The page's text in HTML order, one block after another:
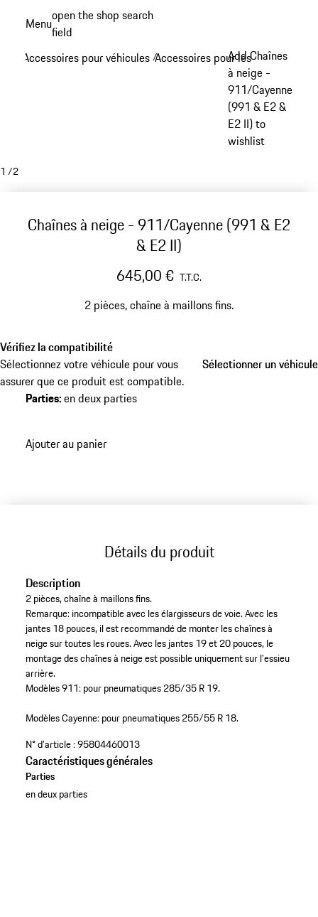
principal
Menuopen the shop search
field
Accessoires pour véhicules /Accessoires pour les roues/
Add Chaînes
à neige -
911/Cayenne
(991 & E2 &
E2 II) to
wishlist
1 /2
Chaînes à neige - 911/Cayenne (991 & E2
& E2 II)
645,00 € T.T.C.
2 pièces, chaîne à maillons fins.
Vérifiez la compatibilité
Sélectionnez votre véhicule pour vous
assurer que ce produit est compatible.
Sélectionner un véhicule
Sélectionner un véhicule
Parties:en deux parties
Ajouter au panier
Détails du produit
Description
2 pièces, chaîne à maillons fins.
Remarque: incompatible avec les élargisseurs de voie. Avec les
jantes 18 pouces, il est recommandé de monter les chaînes à
neige sur toutes les roues. Avec les jantes 19 et 20 pouces, le
montage des chaînes à neige est possible uniquement sur l'essieu
arrière.
Modèles 911: pour pneumatiques 285/35 R 19.
Modèles Cayenne: pour pneumatiques 255/55 R 18.
N° d'article :95804460013
Caractéristiques générales
Parties
en deux parties